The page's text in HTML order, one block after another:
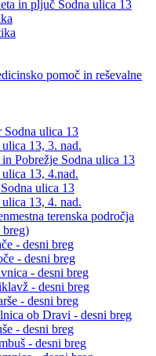
in pljuč Sodna ulica 13
pomoč in reševalne
Sodna ulica 13
ulica 13, 3. nad.
Pobrežje Sodna ulica 13
ulica 13, 4.nad.
ulica 13
ulica 13, 4. nad.
terenska področja
breg)
- desni breg
- desni breg
- desni breg
- desni breg
- desni breg
ob Dravi - desni breg
- desni breg
- desni breg